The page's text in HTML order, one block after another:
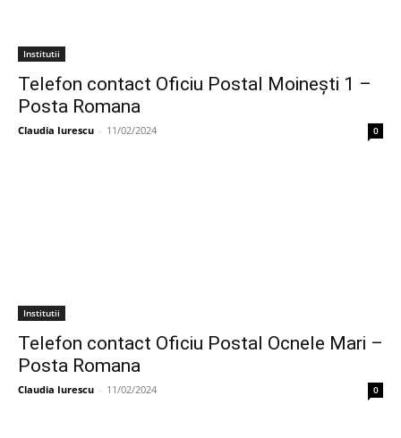
Institutii
Telefon contact Oficiu Postal Moineşti 1 –
Posta Romana
Claudia Iurescu - 11/02/2024 0
Institutii
Telefon contact Oficiu Postal Ocnele Mari –
Posta Romana
Claudia Iurescu - 11/02/2024 0